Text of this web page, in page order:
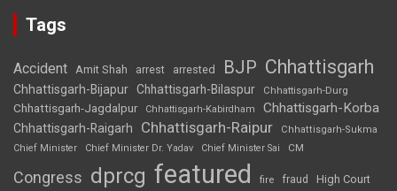
Tags
Accident Amit Shah arrest arrested BJP Chhattisgarh
Chhattisgarh-Bijapur Chhattisgarh-Bilaspur Chhattisgarh-Durg
Chhattisgarh-Jagdalpur Chhattisgarh-Kabirdham Chhattisgarh-Korba
Chhattisgarh-Raigarh Chhattisgarh-Raipur
Chhattisgarh-Sukma
Chief Minister
Chief Minister Dr. Yadav Chief Minister Sai CM
Congress dprcg featured fire fraud High Court